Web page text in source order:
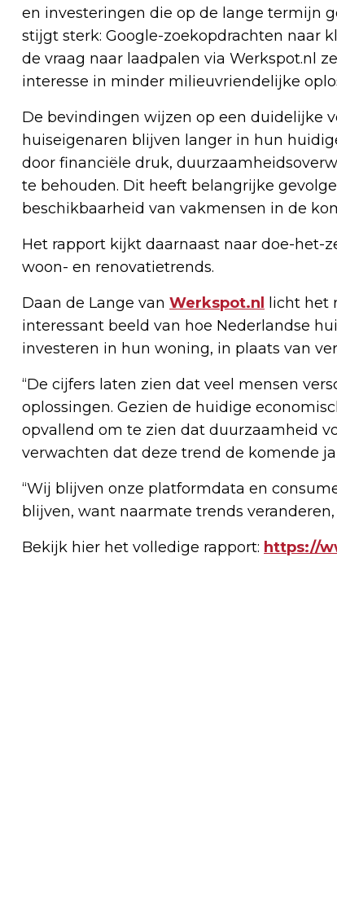
en investeringen die op de lange termijn
stijgt sterk: Google-zoekopdrachten naar
de vraag naar laadpalen via Werkspot.nl
interesse in minder milieuvriendelijke
De bevindingen wijzen op een duidelijke
huiseigenaren blijven langer in hun
door financiële druk,
te behouden. Dit heeft belangrijke
beschikbaarheid van vakmensen in de
Het rapport kijkt daarnaast naar doe-het-
woon- en renovatietrends.
Daan de Lange van Werkspot.nl
licht het
interessant beeld van hoe Nederlandse
investeren in hun woning, in plaats van
“De cijfers laten zien dat veel mensen
oplossingen. Gezien de huidige
opvallend om te zien dat duurzaamheid
verwachten dat deze trend de komende
“Wij blijven onze platformdata en
blijven, want naarmate trends
Bekijk hier het volledige rapport: https://